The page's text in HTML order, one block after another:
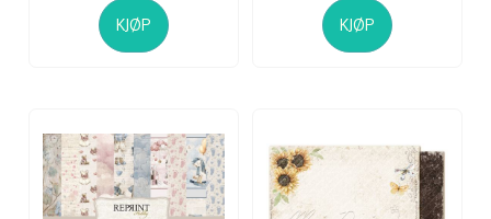
KJØP KJØP